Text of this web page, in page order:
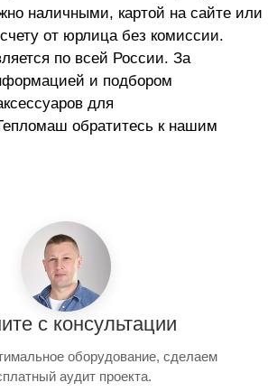
наличными, картой на сайте или
от юрлица без комиссии.
по всей России. За
и подбором
для
обратитесь к нашим
с консультации
оборудование, сделаем
аудит проекта.